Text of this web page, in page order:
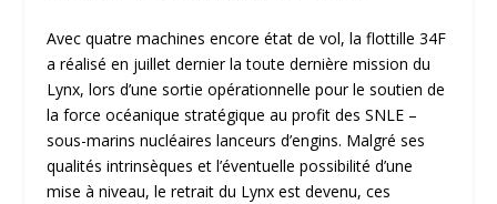
Avec quatre machines encore état de vol, la flottille 34F
a réalisé en juillet dernier la toute dernière mission du
Lynx, lors d’une sortie opérationnelle pour le soutien de
la force océanique stratégique au profit des SNLE –
sous-marins nucléaires lanceurs d’engins. Malgré ses
qualités intrinsèques et l’éventuelle possibilité d’une
mise à niveau, le retrait du Lynx est devenu, ces